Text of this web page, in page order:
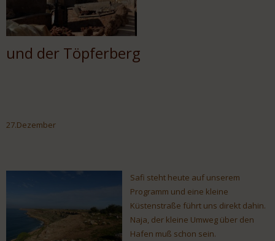
und der Töpferberg
27.Dezember
Safi steht heute auf unserem
Programm und eine kleine
Küstenstraße führt uns direkt dahin.
Naja, der kleine Umweg über den
Hafen muß schon sein.